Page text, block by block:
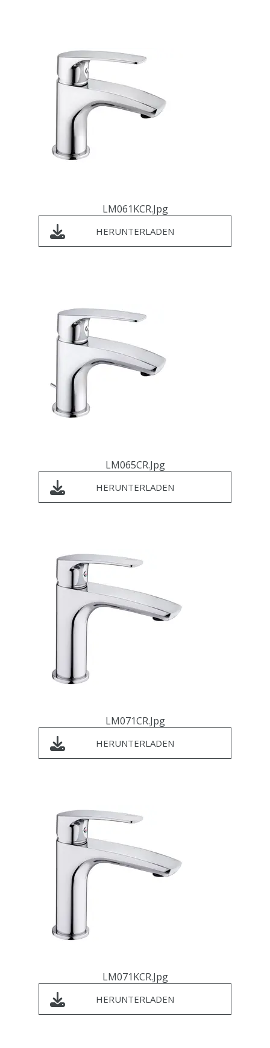
LM061KCR.jpg
HERUNTERLADEN
LM065CR.jpg
HERUNTERLADEN
LM071CR.jpg
HERUNTERLADEN
LM071KCR.jpg
HERUNTERLADEN